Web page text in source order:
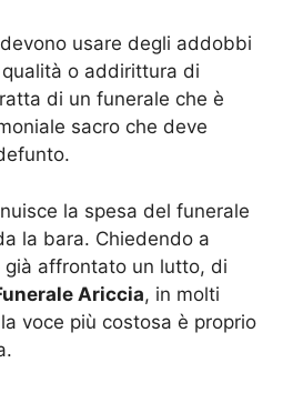
usare degli addobbi
o addirittura di
di un funerale che è
sacro che deve
la spesa del funerale
la bara. Chiedendo a
già affrontato un lutto, di
Ariccia, in molti
voce più costosa è proprio